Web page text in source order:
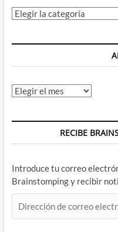
Categorías
Archivos
RECIBE
Introduce tu correo
Brainstomping y recibir
de